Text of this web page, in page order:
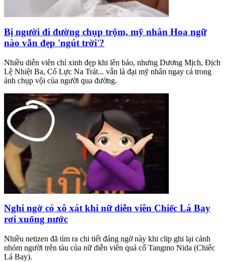
Bị người đi đường chụp trộm, mỹ nhân Hoa ngữ
nào vẫn đẹp 'ngút trời'?
Nhiều diễn viên chỉ xinh đẹp khi lên báo, nhưng Dương Mịch, Địch
Lệ Nhiệt Ba, Cổ Lực Na Trát... vẫn là đại mỹ nhân ngay cả trong
ảnh chụp vội của người qua đường.
Nghi ngờ có xô xát khi nữ diễn viên Chiếc Lá Bay
rơi xuống nước
Nhiều netizen đã tìm ra chi tiết đáng ngờ này khi clip ghi lại cảnh
nhóm người trên tàu của nữ diễn viên quá cố Tangmo Nida (Chiếc
Lá Bay).